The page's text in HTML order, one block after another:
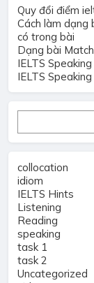
Quy đổi điểm
Cách làm dạng
có trong bài
Dạng bài
IELTS
IELTS
collocation
idiom
IELTS Hints
Listening
Reading
speaking
task 1
task 2
Uncategorized